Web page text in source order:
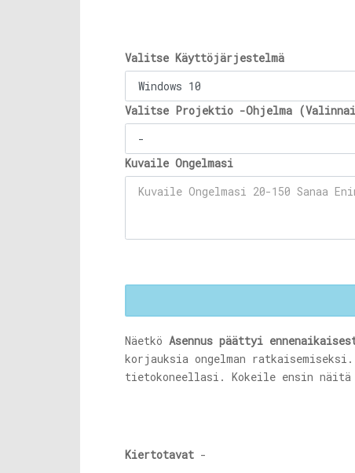
Valitse Käyttöjärjestelmä
Valitse Projektio -Ohjelma
Kuvaile Ongelmasi
Näetkö Asennus päättyi
korjauksia ongelman
tietokoneellasi. Kokeile ensin
Kiertotavat -